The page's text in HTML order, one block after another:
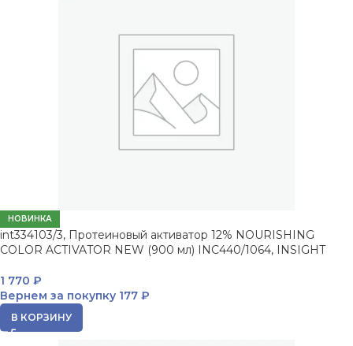
НОВИНКА
int334103/3, Протеиновый активатор 12% NOURISHING
COLOR ACTIVATOR NEW (900 мл) INC440/1064, INSIGHT
1 770 ₽
Вернем за покупку 177 ₽
В КОРЗИНУ